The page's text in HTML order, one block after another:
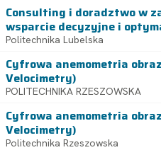
Consulting i doradztwo w
wsparcie decyzyjne i
Politechnika Lubelska
Cyfrowa anemometria
Velocimetry)
POLITECHNIKA RZESZOWSKA
Cyfrowa anemometria
Velocimetry)
Politechnika Rzeszowska